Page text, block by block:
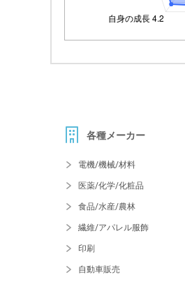
各種メーカー
電機/機械/材料
医薬/化学/化粧品
食品/水産/農林
繊維/アパレル服飾
印刷
自動車販売